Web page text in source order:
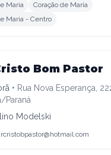
Maria
Coração de Maria
Maria - Centro
Bom Pastor
• Rua Nova Esperança,
Paraná
Modelski